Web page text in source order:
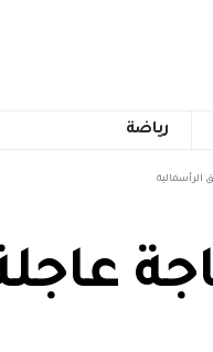
رياضة
الرأسمالية